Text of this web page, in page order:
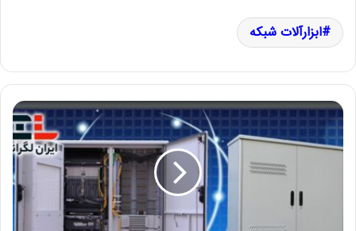
ابزارآلات شبکه